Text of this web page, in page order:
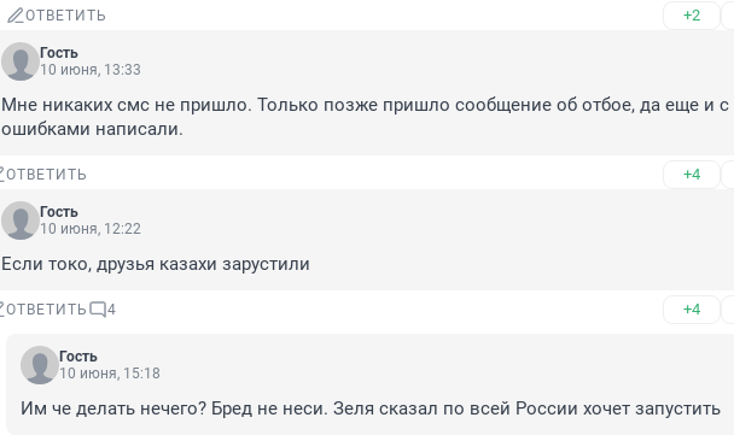
ОТВЕТИТЬ +2
Гость
10 июня, 13:33
Мне никаких смс не пришло. Только позже пришло сообщение об отбое, да еще и с
ошибками написали.
ОТВЕТИТЬ +4
Гость
10 июня, 12:22
Если токо, друзья казахи зарустили
ОТВЕТИТЬ 4 +4
Гость
10 июня, 15:18
Им че делать нечего? Бред не неси. Зеля сказал по всей России хочет запустить